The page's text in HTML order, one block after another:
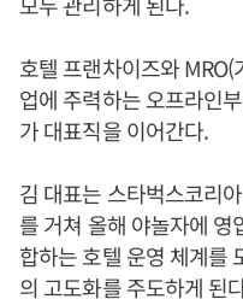
호텔 프랜차이즈와
업에 주력하는 오프라인
가 대표직을 이어간다.
김 대표는 스타벅스코리
를 거쳐 올해 야놀자에
합하는 호텔 운영 체계를
의 고도화를 주도하게 된